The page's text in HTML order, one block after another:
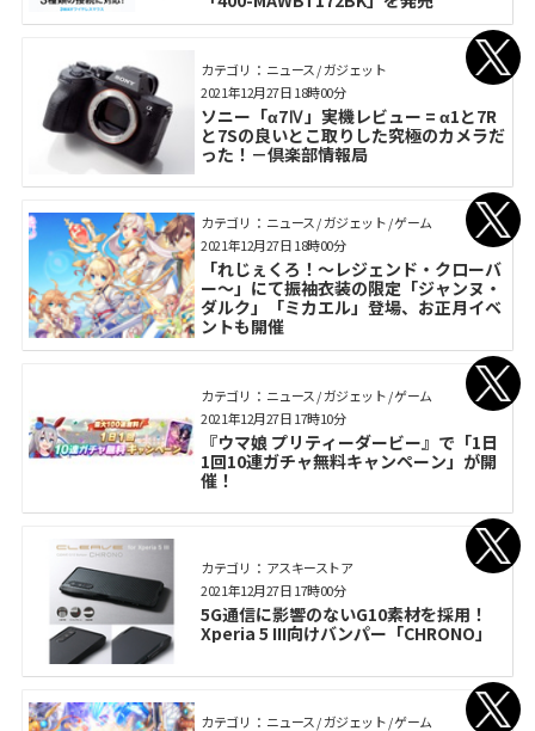
カテゴリ： ニュース / ガジェット
ソニー「α7Ⅳ」実機レビュー = α1と7R
と7Sの良いとこ取りした究極のカメラだ
った！－倶楽部情報局
2021年12月27日 18時00分
カテゴリ： ニュース / ガジェット / ゲーム
「れじぇくろ！～レジェンド・クローバ
ー～」にて振袖衣装の限定「ジャンヌ・
ダルク」「ミカエル」登場、お正月イベ
ントも開催
2021年12月27日 18時00分
カテゴリ： ニュース / ガジェット / ゲーム
『ウマ娘 プリティーダービー』で「1日
1回10連ガチャ無料キャンペーン」が開
催！
2021年12月27日 17時10分
カテゴリ： アスキーストア
5G通信に影響のないG10素材を採用！
Xperia 5 III向けバンパー「CHRONO」
2021年12月27日 17時00分
カテゴリ： ニュース / ガジェット / ゲーム